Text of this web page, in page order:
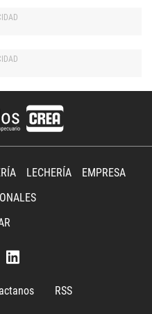
LECHERÍA
EMPRESA
RSS